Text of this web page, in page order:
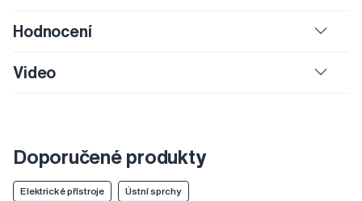
Hodnocení
Video
Doporučené produkty
Elektrické přístroje Ústní sprchy